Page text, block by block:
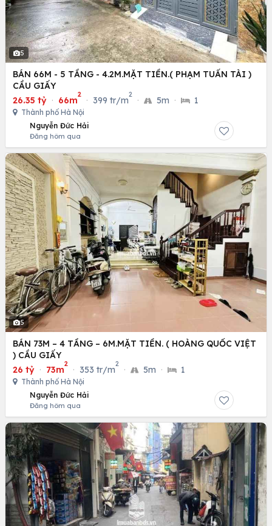
5
BÁN 66M - 5 TẦNG - 4.2M.MẶT TIỀN.( PHẠM TUẤN TÀI )
CẦU GIẤY
26.35 tỷ · 66m
2
· 399 tr/m
2
· 5m · 1
Thành phố Hà Nội
Nguyễn Đức Hải
Đăng hôm qua
5
BÁN 73M – 4 TẦNG – 6M.MẶT TIỀN. ( HOÀNG QUỐC VIỆT
) CẦU GIẤY
26 tỷ · 73m
2
· 353 tr/m
2
· 5m · 1
Thành phố Hà Nội
Nguyễn Đức Hải
Đăng hôm qua